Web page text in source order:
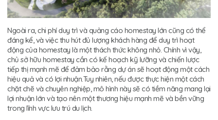
Ngoài ra, chi phí duy trì và quảng cáo homestay lớn cũng có thể
đáng kể, và việc thu hút đủ lượng khách hàng để duy trì hoạt
động của homestay là một thách thức không nhỏ. Chính vì vậy,
chủ sở hữu homestay cần có kế hoạch kỹ lưỡng và chiến lược
tiếp thị mạnh mẽ để đảm bảo rằng dự án sẽ hoạt động một cách
hiệu quả và có lợi nhuận.Tuy nhiên, nếu được thực hiện một cách
chặt chẽ và chuyên nghiệp, mô hình này sẽ có tiềm năng mang lại
lợi nhuận lớn và tạo nên một thương hiệu mạnh mẽ và bền vững
trong lĩnh vực lưu trú du lịch.